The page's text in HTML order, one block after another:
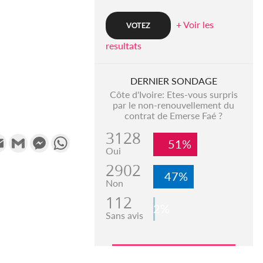
Email Gmail MessengerWhatsApp
+ Voir les
resultats
DERNIER SONDAGE
Côte d'Ivoire: Etes-vous surpris
par le non-renouvellement du
contrat de Emerse Faé ?
3128
Oui 51%
2902
Non 47%
112
Sans avis 2%